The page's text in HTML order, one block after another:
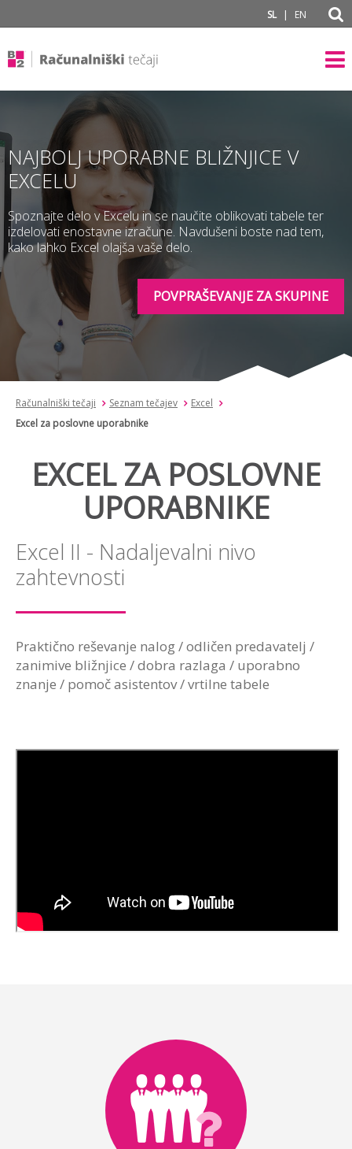
SL | EN
NAJBOLJ UPORABNE BLIŽNJICE V
EXCELU
Spoznajte delo v Excelu in se naučite oblikovati tabele ter
izdelovati enostavne izračune. Navdušeni boste nad tem,
kako lahko Excel olajša vaše delo.
POVPRAŠEVANJE ZA SKUPINE
Računalniški tečaji Seznam tečajev
Excel
Excel za poslovne uporabnike
EXCEL ZA POSLOVNE
UPORABNIKE
Excel II - Nadaljevalni nivo
zahtevnosti
Praktično reševanje nalog / odličen predavatelj /
zanimive bližnjice / dobra razlaga / uporabno
znanje / pomoč asistentov / vrtilne tabele